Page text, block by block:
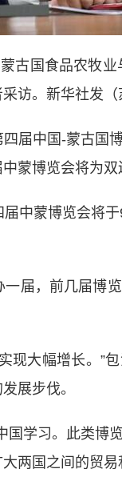
国食品农牧业
访。新华社发（
中国-蒙古国
蒙博览会将为
蒙博览会将于
，前几届博览
大幅增长。”包
展步伐。
学习。此类博
两国之间的贸易